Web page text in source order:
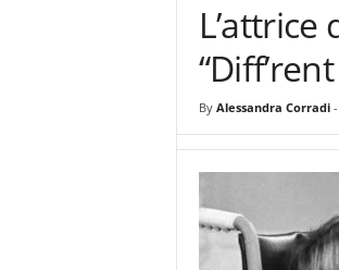
L’attrice
By Alessandra Corradi-